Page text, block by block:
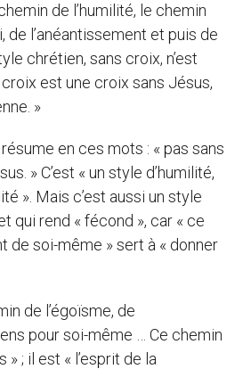
de l’humilité, le chemin
de l’anéantissement et puis de
chrétien, sans croix, n’est
est une croix sans Jésus,
»
en ces mots : « pas sans
» C’est « un style d’humilité,
». Mais c’est aussi un style
qui rend « fécond », car « ce
de soi-même » sert à « donner
de l’égoïsme, de
pour soi-même … Ce chemin
; il est « l’esprit de la